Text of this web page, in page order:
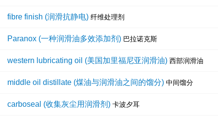
fibre finish (润滑抗静电) 纤维处理剂
Paranox (一种润滑油多效添加剂) 巴拉诺克斯
western lubricating oil (美国加里福尼亚润滑油) 西部润滑油
middle oil distillate (煤油与润滑油之间的馏分) 中间馏分
carboseal (收集灰尘用润滑剂) 卡波夕耳